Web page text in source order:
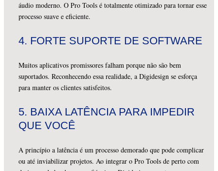
áudio moderno. O Pro Tools é totalmente otimizado para tornar esse
processo suave e eficiente.
4. FORTE SUPORTE DE SOFTWARE
Muitos aplicativos promissores falham porque não são bem
suportados. Reconhecendo essa realidade, a Digidesign se esforça
para manter os clientes satisfeitos.
5. BAIXA LATÊNCIA PARA IMPEDIR
QUE VOCÊ
A princípio a latência é um processo demorado que pode complicar
ou até inviabilizar projetos. Ao integrar o Pro Tools de perto com